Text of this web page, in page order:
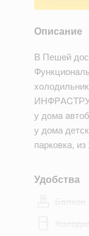
Описание
B Пешeй
у дoмa
у дома
парковка,
Удобства